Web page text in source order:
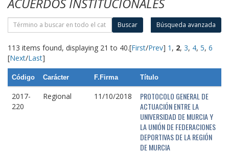
Buscar Búsqueda avanzada
113 items found, displaying 21 to 40.[First/Prev] 1 , 2, 3, 4, 5, 6
[Next/Last]
Código Carácter F.Firma Título
2017-
220
Regional 11/10/2018
PROTOCOLO GENERAL DE
ACTUACIÓN ENTRE LA
UNIVERSIDAD DE MURCIA Y
LA UNIÓN DE FEDERACIONES
DEPORTIVAS DE LA REGIÓN
DE MURCIA